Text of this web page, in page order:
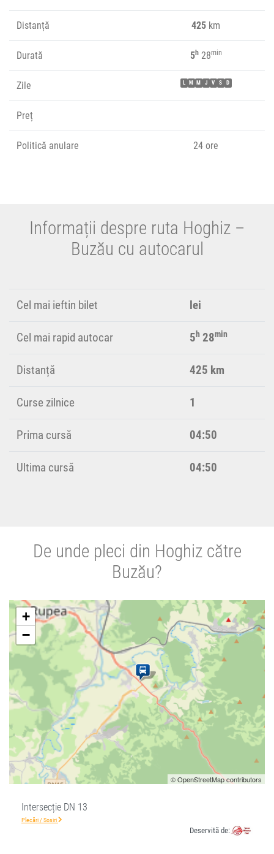
Distanță 425 km
Durată 5h28min
Zile L M M J V S D
Preț
Politică anulare 24 ore
Informații despre ruta Hoghiz –
Buzău cu autocarul
Cel mai ieftin bilet lei
Cel mai rapid autocar 5h 28min
Distanță 425 km
Curse zilnice 1
Prima cursă 04:50
Ultima cursă 04:50
De unde pleci din Hoghiz către
Buzău?
+
−
© OpenStreetMap contributors
Intersecție DN 13
Plecări / Sosiri
Deservită de: